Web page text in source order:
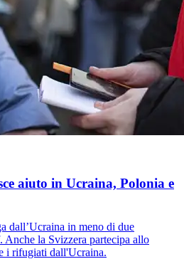
aiuto in Ucraina, Polonia e
dall’Ucraina in meno di due
la Svizzera partecipa allo
i rifugiati dall'Ucraina.